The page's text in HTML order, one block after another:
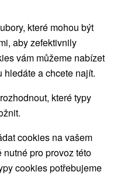
které mohou být
aby zefektivnily
vám můžeme nabízet
a chcete najít.
které typy
cookies na vašem
pro provoz této
cookies potřebujeme